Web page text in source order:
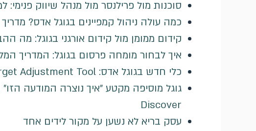
סוכנות מול פרילנסר מול מנהל שיווק
כמה עולה ניהול קמפיינים בגוגל אדס?
קידום ממומן מול קידום אורגני בגוגל:
איך לבחור מומחה פרסום בגוגל: המדריך
כלי חדש בגוגל אדס: Bid Target Adjustment Tool להיערכות לשינוי ההצעות מ-17 באוגוסט
Discover
עסק בריא לא נשען על מקור לידים אחד